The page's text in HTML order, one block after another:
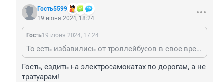
Гость5599
19 июня 2024, 18:24
Гость19 июня 2024, 17:24
То есть избавились от троллейбусов в свое время ..теперь рубануть ещё по электротранспорту?)
Гость, ездить на электросамокатах по дорогам, а не
тратуарам!